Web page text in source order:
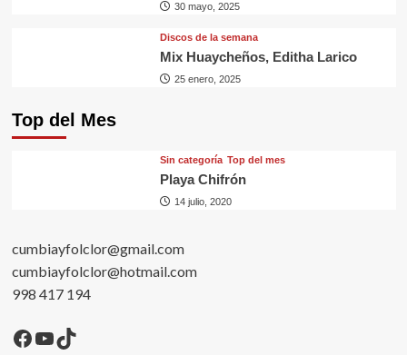
30 mayo, 2025
Discos de la semana
Mix Huaycheños, Editha Larico
25 enero, 2025
Top del Mes
Sin categorí­a Top del mes
Playa Chifrón
14 julio, 2020
cumbiayfolclor@gmail.com
cumbiayfolclor@hotmail.com
998 417 194
Facebook
YouTube
TikTok